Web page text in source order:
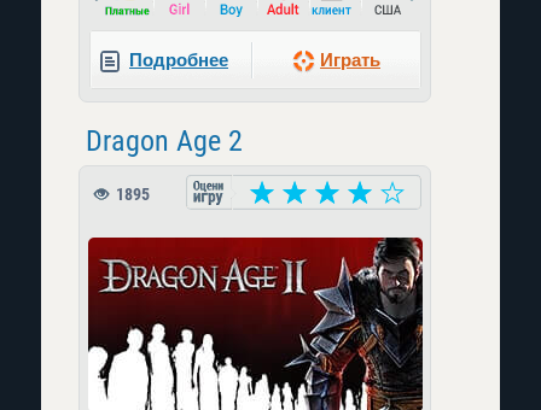
Подробнее Играть
Dragon Age 2
1895